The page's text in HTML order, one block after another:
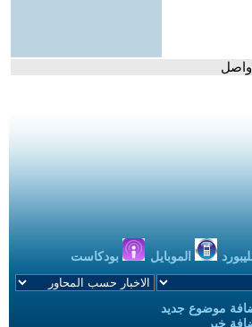
الموبايل بودكاست
موضوع جديد
خبر